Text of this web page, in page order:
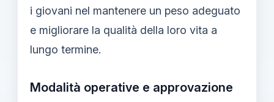
i giovani nel mantenere un peso adeguato
e migliorare la qualità della loro vita a
lungo termine.
Modalità operative e approvazione